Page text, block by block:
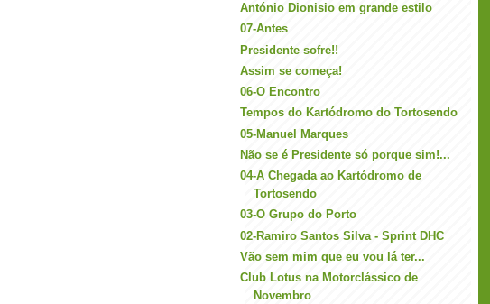
António Dionisio em grande estilo
07-Antes
Presidente sofre!!
Assim se começa!
06-O Encontro
Tempos do Kartódromo do Tortosendo
05-Manuel Marques
Não se é Presidente só porque sim!...
04-A Chegada ao Kartódromo de
Tortosendo
03-O Grupo do Porto
02-Ramiro Santos Silva - Sprint DHC
Vão sem mim que eu vou lá ter...
Club Lotus na Motorclássico de
Novembro